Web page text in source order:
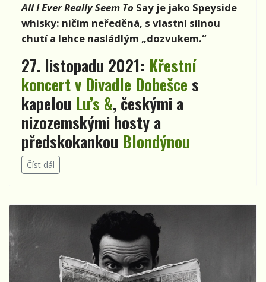
All I Ever Really Seem To Say je jako Speyside
whisky: ničím neředěná, s vlastní silnou
chutí a lehce nasládlým „dozvukem.“
27. listopadu 2021: Křestní
koncert v Divadle Dobešce s
kapelou Lu’s &, českými a
nizozemskými hosty a
předskokankou Blondýnou
Číst dál